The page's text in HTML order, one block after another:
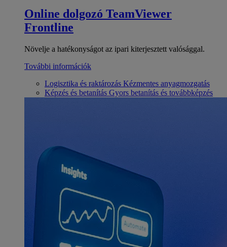
Online dolgozó TeamViewer
Frontline
Növelje a hatékonyságot az ipari kiterjesztett valósággal.
További információk
Logisztika és raktározás Kézmentes anyagmozgatás
Képzés és betanítás Gyors betanítás és továbbképzés